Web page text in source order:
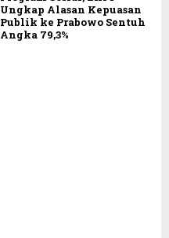
Ungkap Alasan Kepuasan
Publik ke Prabowo Sentuh
Angka 79,3%